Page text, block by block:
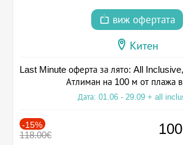
виж офертата
Китен
Last Minute оферта за лято: All
Атлиман на 100 м от плажа
Дата: 01.06 - 29.09 + all
-15%
118.00€ 100